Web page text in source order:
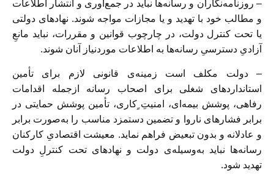
– روزنامه‌نگاران و رسانه‌ها نباید در جمع‌آوری و انتشار اطلاعات
و مطالب خود با تهدید و یا مجازات مواجه شوند. نهادهای دولتی
یا تحت کنترل دولت، در چارچوب قوانین و مقررات، نباید مانعِ
آزادیِ دسترسیِ رسانه‌ها به اطلاعات موردنیاز آنان شوند.
– دولت مکلف است زمینه‌ی قانونی لازم برای تأمین
استانداردهای شغلی برای اصحاب رسانه ازجمله اقدامات
رفاهی، پوشش بیمه‌ای، امنیتِ ِِکاری، تأمین پوشش حمایتی در
برابر فشارهای ناروا و تضمین دستمزد مناسب را به‌صورت برابر
و عادلانه و بدون تبعیض فراهم نماید. معیشت اقتصادیِ کارکنان
رسانه‌ها نباید به‌وسیله‌ی دولت و نهادهای تحت کنترلِ دولت
تهدید شود.